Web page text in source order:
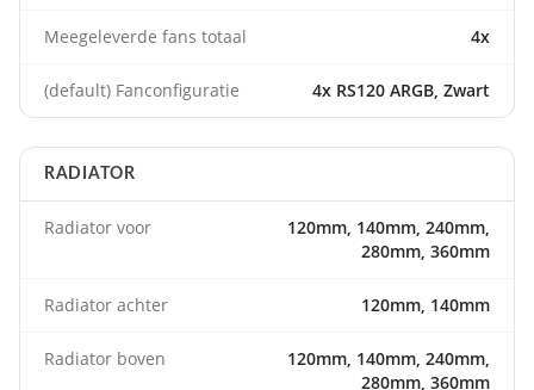
Meegeleverde fans totaal 4x
(default) Fanconfiguratie 4x RS120 ARGB, Zwart
RADIATOR
Radiator voor
120mm, 140mm, 240mm,
280mm, 360mm
Radiator achter 120mm, 140mm
Radiator boven
120mm, 140mm, 240mm,
280mm, 360mm